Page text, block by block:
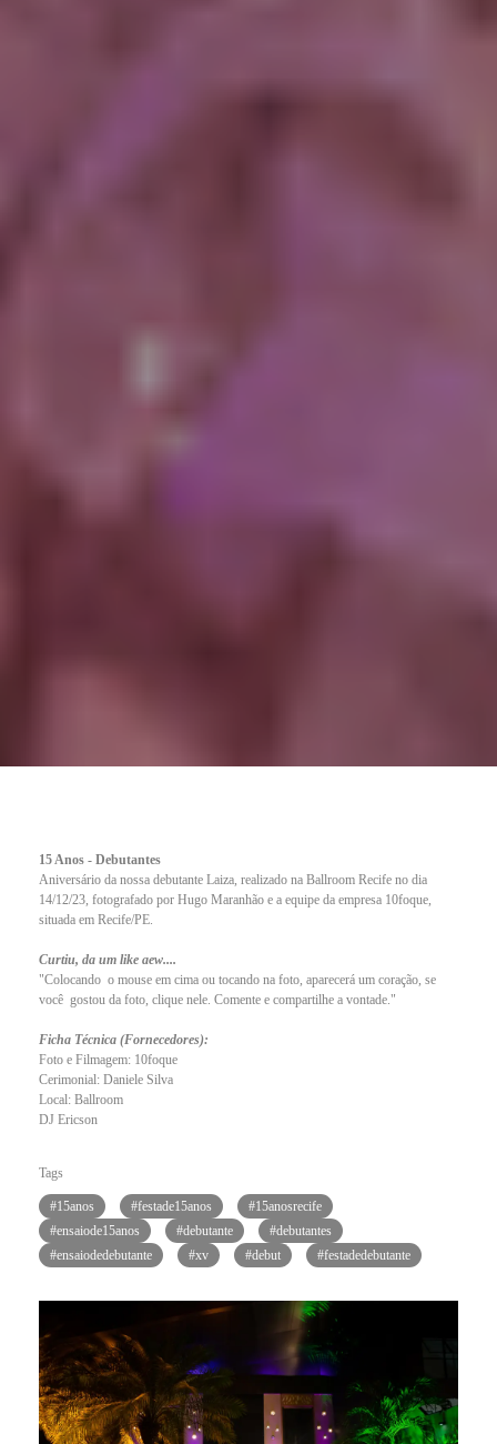
15 Anos - Debutantes
Aniversário da nossa debutante Laiza, realizado na Ballroom Recife no dia
14/12/23, fotografado por Hugo Maranhão e a equipe da empresa 10foque,
situada em Recife/PE.
Curtiu, da um like aew....
"Colocando o mouse em cima ou tocando na foto, aparecerá um coração, se
você gostou da foto, clique nele. Comente e compartilhe a vontade."
Ficha Técnica (Fornecedores):
Foto e Filmagem: 10foque
Cerimonial: Daniele Silva
Local: Ballroom
DJ Ericson
Tags
#15anos #festade15anos
#15anosrecife
#ensaiode15anos
#debutante
#debutantes
#ensaiodedebutante
#xv #debut #festadedebutante